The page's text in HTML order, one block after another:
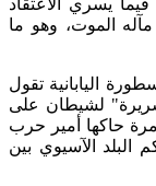
يسري الاعتقاد
الموت، وهو ما
اليابانية تقول
لشيطان على
حاكها أمير حرب
البلد الآسيوي بين